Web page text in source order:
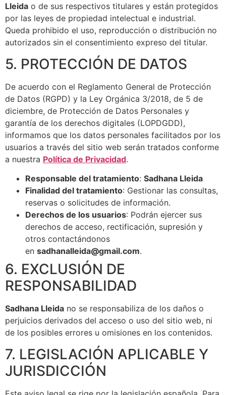
Lleida o de sus respectivos titulares y están protegidos
por las leyes de propiedad intelectual e industrial.
Queda prohibido el uso, reproducción o distribución no
autorizados sin el consentimiento expreso del titular.
5. PROTECCIÓN DE DATOS
De acuerdo con el Reglamento General de Protección
de Datos (RGPD) y la Ley Orgánica 3/2018, de 5 de
diciembre, de Protección de Datos Personales y
garantía de los derechos digitales (LOPDGDD),
informamos que los datos personales facilitados por los
usuarios a través del sitio web serán tratados conforme
a nuestra Política de Privacidad.
Responsable del tratamiento: Sadhana Lleida
Finalidad del tratamiento: Gestionar las consultas,
reservas o solicitudes de información.
Derechos de los usuarios: Podrán ejercer sus
derechos de acceso, rectificación, supresión y
otros contactándonos
en sadhanalleida@gmail.com.
6. EXCLUSIÓN DE
RESPONSABILIDAD
Sadhana Lleida no se responsabiliza de los daños o
perjuicios derivados del acceso o uso del sitio web, ni
de los posibles errores u omisiones en los contenidos.
7. LEGISLACIÓN APLICABLE Y
JURISDICCIÓN